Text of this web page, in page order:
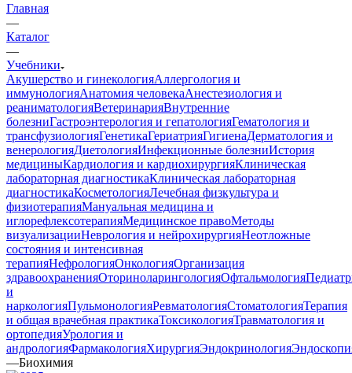
Главная
—
Каталог
—
Учебники
Акушерство и гинекологияАллергология и
иммунологияАнатомия человекаАнестезиология и
реаниматологияВетеринарияВнутренние
болезниГастроэнтерология и гепатологияГематология и
трансфузиологияГенетикаГериатрияГигиенаДерматология и
венерологияДиетологияИнфекционные болезниИстория
медициныКардиология и кардиохирургияКлиническая
лабораторная диагностикаКлиническая лабораторная
диагностикаКосметологияЛечебная физкультура и
физиотерапияМануальная медицина и
иглорефлексотерапияМедицинское правоМетоды
визуализацииНеврология и нейрохирургияНеотложные
состояния и интенсивная
терапияНефрологияОнкологияОрганизация
здравоохраненияОториноларингологияОфтальмология
и
наркологияПульмонологияРевматологияСтоматологияТерапия
и общая врачебная практикаТоксикологияТравматология и
ортопедияУрология и
андрологияФармакологияХирургияЭндокринология
—Биохимия